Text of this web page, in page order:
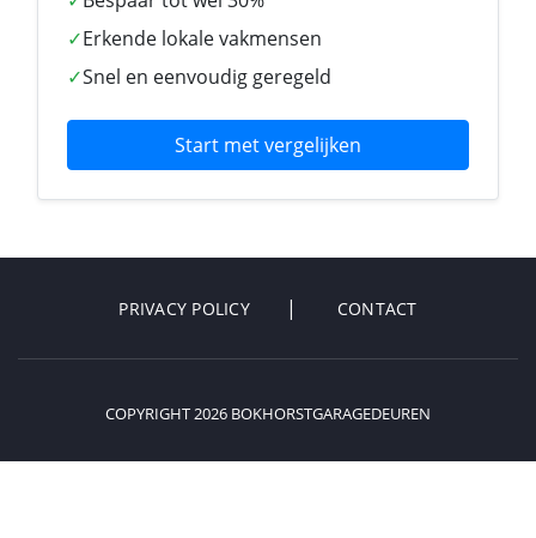
✓Erkende lokale vakmensen
✓Snel en eenvoudig geregeld
Start met vergelijken
PRIVACY POLICY CONTACT
COPYRIGHT 2026 BOKHORSTGARAGEDEUREN